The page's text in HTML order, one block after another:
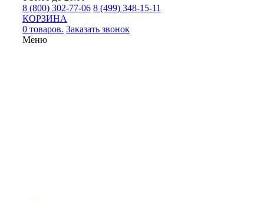
8 (800) 302-77-06 8 (499) 348-15-11
КОРЗИНА
0 товаров. Заказать звонок
Меню